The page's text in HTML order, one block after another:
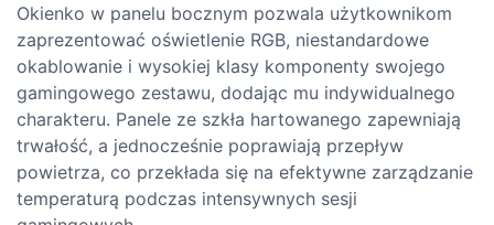
Okienko w panelu bocznym pozwala użytkownikom
zaprezentować oświetlenie RGB, niestandardowe
okablowanie i wysokiej klasy komponenty swojego
gamingowego zestawu, dodając mu indywidualnego
charakteru. Panele ze szkła hartowanego zapewniają
trwałość, a jednocześnie poprawiają przepływ
powietrza, co przekłada się na efektywne zarządzanie
temperaturą podczas intensywnych sesji